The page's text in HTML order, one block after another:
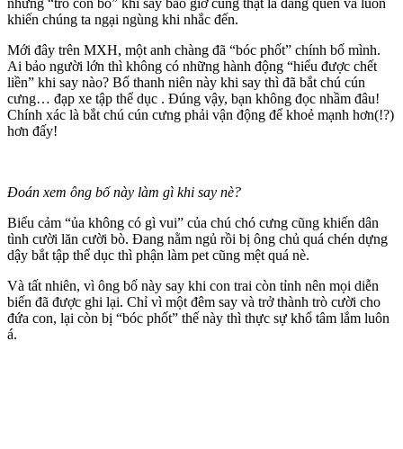
khiến chúng ta ngại ngùng khi nhắc đến.
Mới đây trên MXH, một anh chàng đã “bóc phốt” chính bố mình.
Ai bảo người lớn thì không có những hành động “hiểu được chết
liền” khi say nào? Bố thanh niên này khi say thì đã bắt chú cún
cưng… đạp xe tập thể dục . Đúng vậy, bạn không đọc nhầm đâu!
Chính xác là bắt chú cún cưng phải vận động để khoẻ mạnh hơn(!?)
hơn đấy!
Đoán xem ông bố này làm gì khi say nè?
Biểu cảm “ủa không có gì vui” của chú chó cưng cũng khiến dân
tình cười lăn cười bò. Đang nằm ngủ rồi bị ông chủ quá chén dựng
dậy bắt tập thể dục thì phận làm pet cũng mệt quá nè.
Và tất nhiên, vì ông bố này say khi con trai còn tỉnh nên mọi diễn
biến đã được ghi lại. Chỉ vì một đêm say và trở thành trò cười cho
đứa con, lại còn bị “bóc phốt” thế này thì thực sự khổ tâm lắm luôn
á.